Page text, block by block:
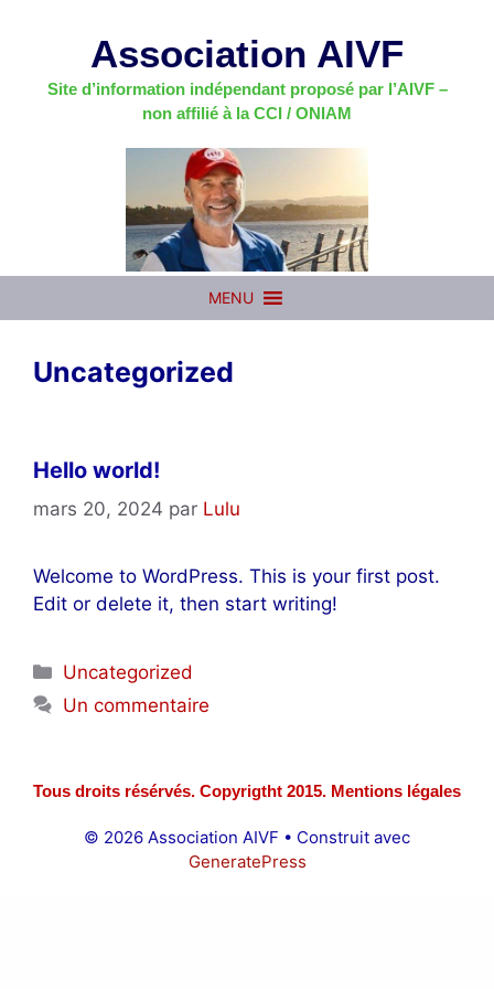
Association AIVF
Site d’information indépendant proposé par l’AIVF –
non affilié à la CCI / ONIAM
MENU
Uncategorized
Hello world!
mars 20, 2024 par Lulu
Welcome to WordPress. This is your first post.
Edit or delete it, then start writing!
Catégories
Uncategorized
Un commentaire
Tous droits résérvés. Copyrigtht 2015. Mentions légales
© 2026 Association AIVF • Construit avec
GeneratePress